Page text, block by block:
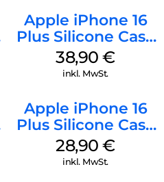
Apple iPhone 16
Plus Silicone Case
MagSafe Denim
38,90€
inkl. MwSt.
Apple iPhone 16
Plus Silicone Case
MagSafe Black
28,90€
inkl. MwSt.